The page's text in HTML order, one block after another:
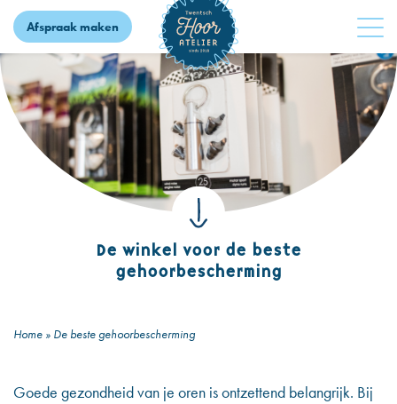
Afspraak maken
De winkel voor de beste
gehoorbescherming
Home » De beste gehoorbescherming
Goede gezondheid van je oren is ontzettend belangrijk. Bij